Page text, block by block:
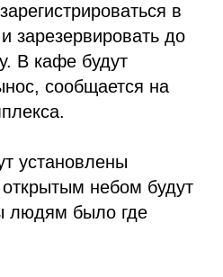
в
зарезервировать до
В кафе будут
сообщается на
установлены
небом будут
людям было где